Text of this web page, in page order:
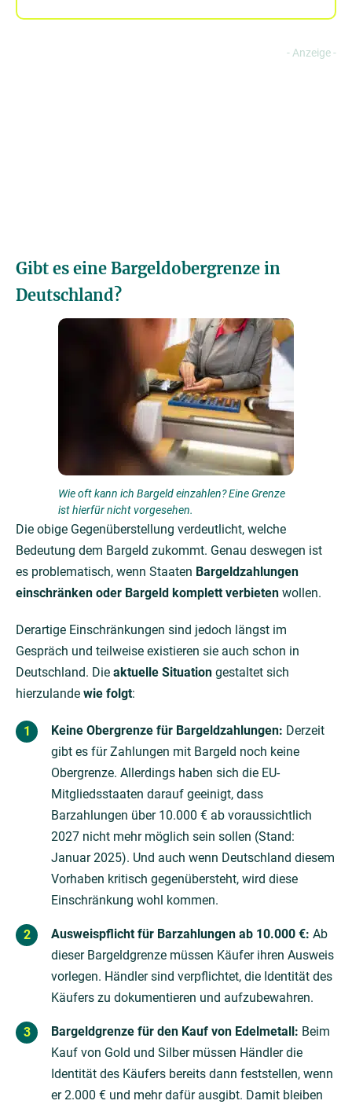
Gibt es eine Bargeldobergrenze in
Deutschland?
Wie oft kann ich Bargeld einzahlen? Eine Grenze
ist hierfür nicht vorgesehen.
Die obige Gegenüberstellung verdeutlicht, welche
Bedeutung dem Bargeld zukommt. Genau deswegen ist
es problematisch, wenn Staaten Bargeldzahlungen
einschränken oder Bargeld komplett verbieten wollen.
Derartige Einschränkungen sind jedoch längst im
Gespräch und teilweise existieren sie auch schon in
Deutschland. Die aktuelle Situation gestaltet sich
hierzulande wie folgt:
Keine Obergrenze für Bargeldzahlungen: Derzeit
gibt es für Zahlungen mit Bargeld noch keine
Obergrenze. Allerdings haben sich die EU-
Mitgliedsstaaten darauf geeinigt, dass
Barzahlungen über 10.000 € ab voraussichtlich
2027 nicht mehr möglich sein sollen (Stand:
Januar 2025). Und auch wenn Deutschland diesem
Vorhaben kritisch gegenübersteht, wird diese
Einschränkung wohl kommen.
Ausweispflicht für Barzahlungen ab 10.000 €: Ab
dieser Bargeldgrenze müssen Käufer ihren Ausweis
vorlegen. Händler sind verpflichtet, die Identität des
Käufers zu dokumentieren und aufzubewahren.
Bargeldgrenze für den Kauf von Edelmetall: Beim
Kauf von Gold und Silber müssen Händler die
Identität des Käufers bereits dann feststellen, wenn
er 2.000 € und mehr dafür ausgibt. Damit bleiben